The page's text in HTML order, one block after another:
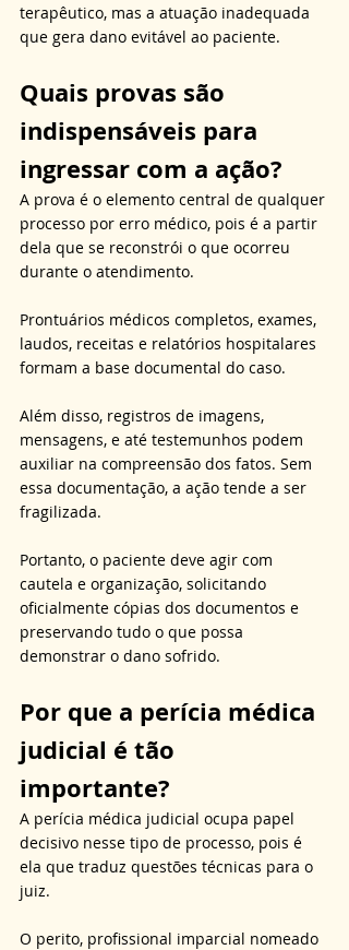
terapêutico, mas a atuação inadequada
que gera dano evitável ao paciente.
Quais provas são
indispensáveis para
ingressar com a ação?
A prova é o elemento central de qualquer
processo por erro médico, pois é a partir
dela que se reconstrói o que ocorreu
durante o atendimento.
Prontuários médicos completos, exames,
laudos, receitas e relatórios hospitalares
formam a base documental do caso.
Além disso, registros de imagens,
mensagens, e até testemunhos podem
auxiliar na compreensão dos fatos. Sem
essa documentação, a ação tende a ser
fragilizada.
Portanto, o paciente deve agir com
cautela e organização, solicitando
oficialmente cópias dos documentos e
preservando tudo o que possa
demonstrar o dano sofrido.
Por que a perícia médica
judicial é tão
importante?
A perícia médica judicial ocupa papel
decisivo nesse tipo de processo, pois é
ela que traduz questões técnicas para o
juiz.
O perito, profissional imparcial nomeado